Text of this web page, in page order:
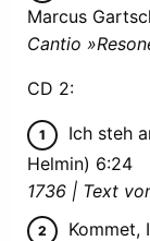
Marcus
Cantio
CD 2:
Ich steh
Helmin)
1736 | Text
Kommet,